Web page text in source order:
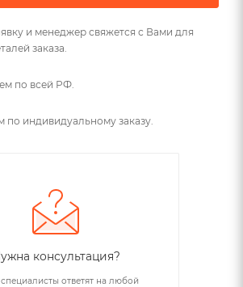
и менеджер свяжется с Вами для
заказа.
по всей РФ.
индивидуальному заказу.
консультация?
ответят на любой